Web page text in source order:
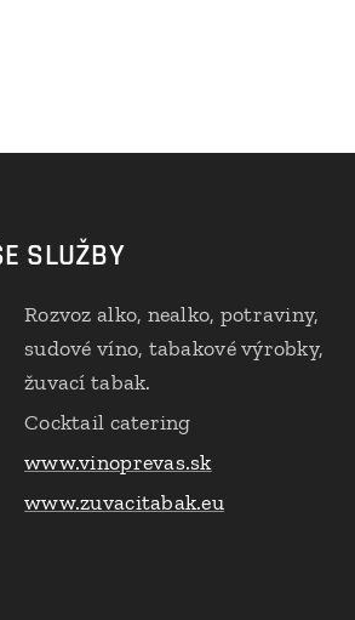
SLUŽBY
Rozvoz alko, nealko, potraviny,
sudové víno, tabakové výrobky,
žuvací tabak.
Cocktail catering
www.vinoprevas.sk
www.zuvacitabak.eu